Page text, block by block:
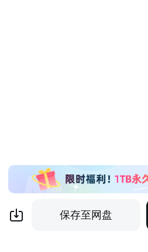
保存至网盘